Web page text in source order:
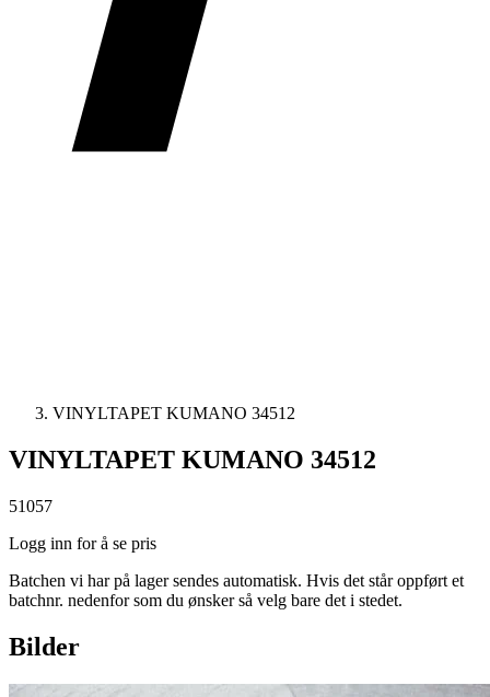
VINYLTAPET KUMANO 34512
VINYLTAPET KUMANO 34512
51057
Logg inn for å se pris
Batchen vi har på lager sendes automatisk. Hvis det står oppført et
batchnr. nedenfor som du ønsker så velg bare det i stedet.
Bilder